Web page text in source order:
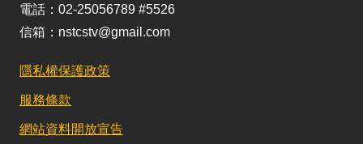
電話：02-25056789 #5526
信箱：nstcstv@gmail.com
隱私權保護政策
服務條款
網站資料開放宣告